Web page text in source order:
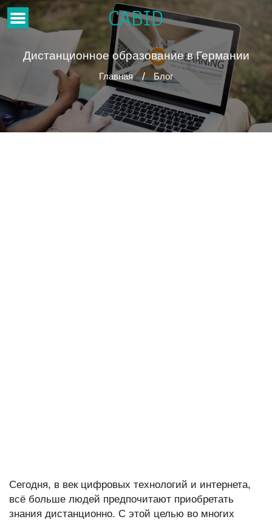
CABID
Дистанционное образование в Германии
Главная Блог
Сегодня, в век цифровых технологий и интернета,
всё больше людей предпочитают приобретать
знания дистанционно. С этой целью во многих